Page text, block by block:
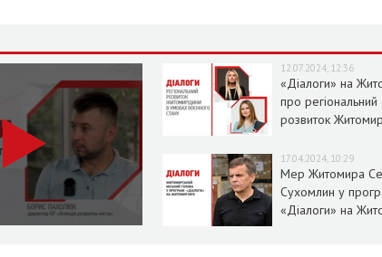
12.07.2024, 12:36
«Діалоги» на
про регіональний
розвиток
17.04.2024, 10:29
Мер Житомира
Сухомлин у
«Діалоги» на